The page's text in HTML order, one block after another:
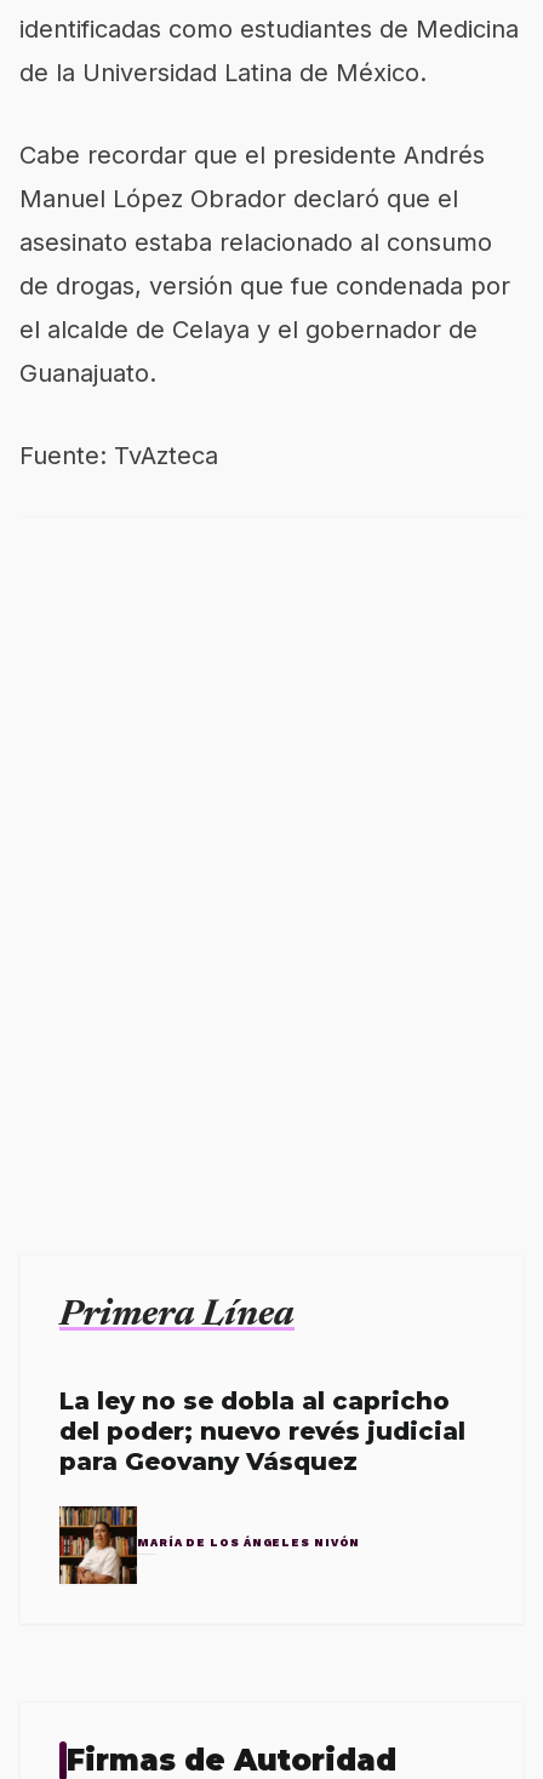
identificadas como estudiantes de Medicina
de la Universidad Latina de México.
Cabe recordar que el presidente Andrés
Manuel López Obrador declaró que el
asesinato estaba relacionado al consumo
de drogas, versión que fue condenada por
el alcalde de Celaya y el gobernador de
Guanajuato.
Fuente: TvAzteca
Primera Línea
La ley no se dobla al capricho
del poder; nuevo revés judicial
para Geovany Vásquez
MARÍA DE LOS ÁNGELES NIVÓN
Firmas de Autoridad